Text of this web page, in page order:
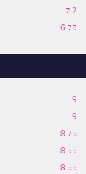
7.2
6.75
9
9
8.75
8.55
8.55